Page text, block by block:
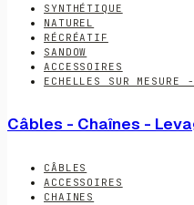
SYNTHÉTIQUE
NATUREL
RÉCRÉATIF
SANDOW
ACCESSOIRES
ECHELLES SUR MESURE
Câbles - Chaînes -
CÂBLES
ACCESSOIRES
CHAINES